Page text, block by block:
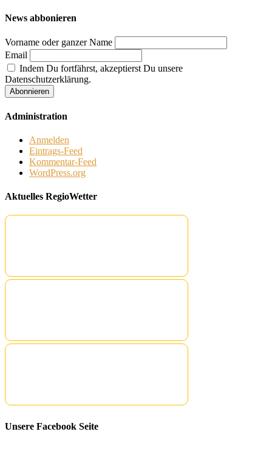
News abbonieren
Vorname oder ganzer Name
Email
Indem Du fortfährst, akzeptierst Du unsere
Datenschutzerklärung.
Administration
Anmelden
Eintrags-Feed
Kommentar-Feed
WordPress.org
Aktuelles RegioWetter
Unsere Facebook Seite